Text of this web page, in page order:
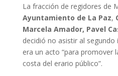
La fracción de regidores de
Ayuntamiento de La Paz,
Marcela Amador, Pavel
decidió no asistir al
era un acto “para promover
costa del erario público”.